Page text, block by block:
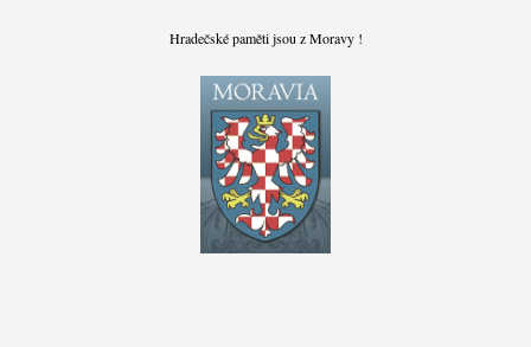
Hradečské paměti jsou z Moravy !